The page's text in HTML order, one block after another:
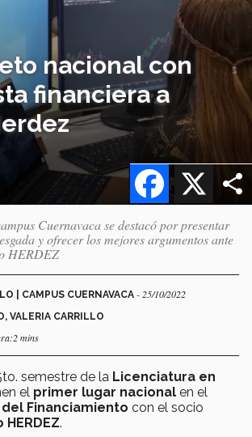
nacional con
financiera a
X
Facebook
Cuernavaca se destacó por presentar
y ofrecer los mejores argumentos ante
HERDEZ
| CAMPUS CUERNAVACA - 25/10/2022
VALERIA CARRILLO
mins
semestre de la Licenciatura en
el primer lugar nacional en el
Financiamiento con el socio
HERDEZ.